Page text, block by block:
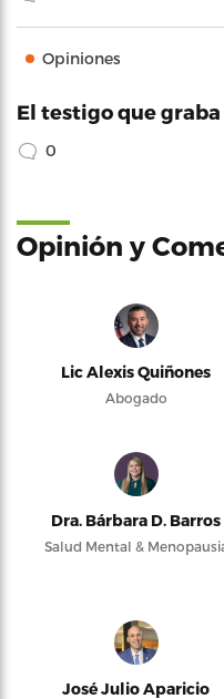
Opiniones
El testigo que
0
Opinión y
Lic Alexis Quiñones
Abogado
Dra. Bárbara D. Barros
Salud Mental &
José Julio Aparicio